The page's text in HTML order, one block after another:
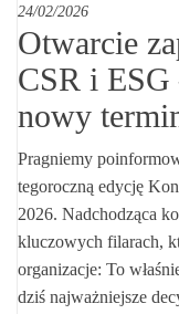
24/02/2026
Otwarcie
CSR i
nowy
Pragniemy
tegoroczną edycję
2026. Nadchodząca
kluczowych filarach,
organizacje: To
dziś najważniejsze